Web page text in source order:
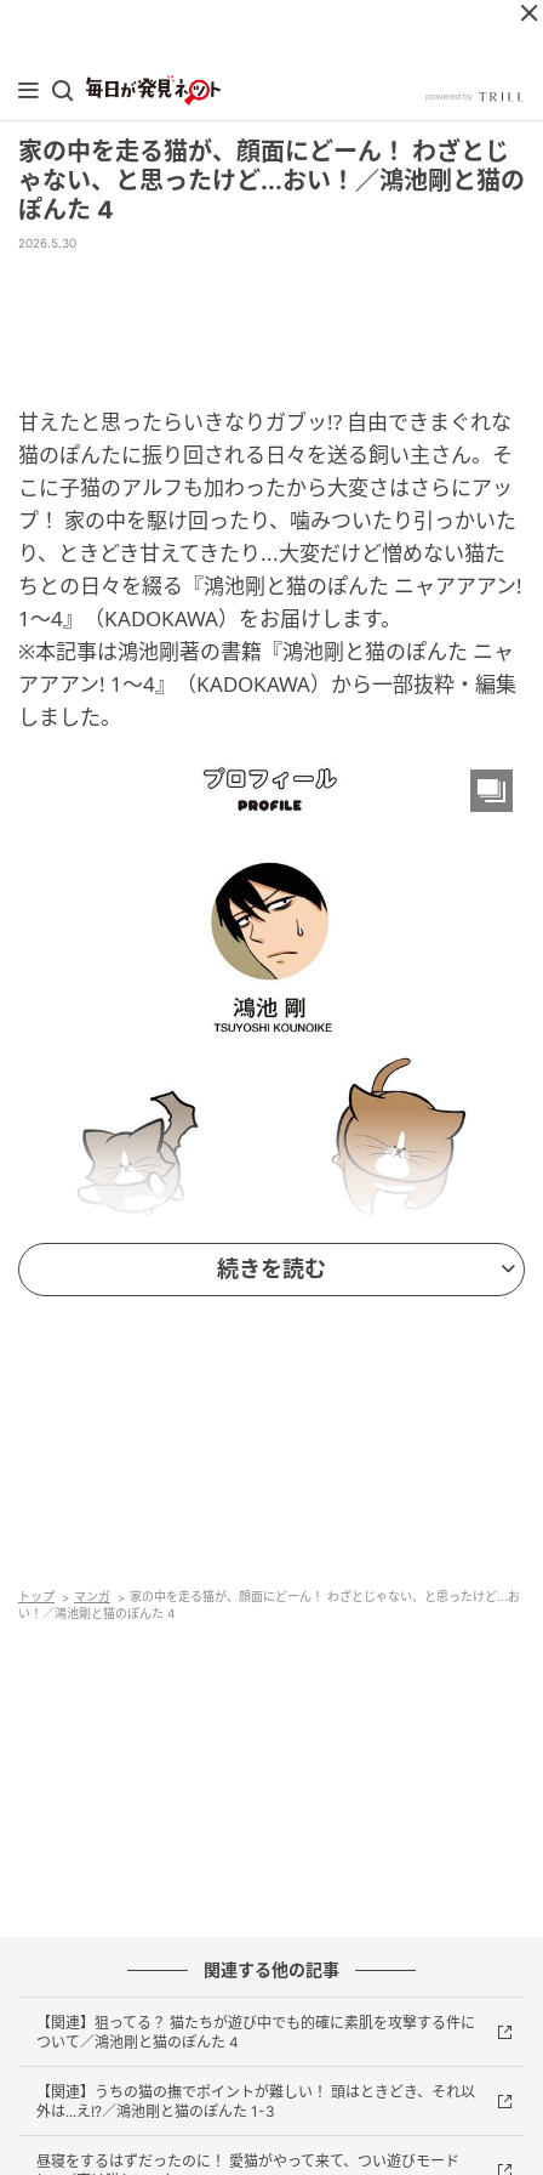
家の中を走る猫が、顔面にどーん！ わざとじ
ゃない、と思ったけど...おい！／鴻池剛と猫の
ぽんた 4
2026.5.30
甘えたと思ったらいきなりガブッ!? 自由できまぐれな
猫のぽんたに振り回される日々を送る飼い主さん。そ
こに子猫のアルフも加わったから大変さはさらにアッ
プ！ 家の中を駆け回ったり、噛みついたり引っかいた
り、ときどき甘えてきたり...大変だけど憎めない猫た
ちとの日々を綴る『鴻池剛と猫のぽんた ニャアアアン!
1～4』（KADOKAWA）をお届けします。
※本記事は鴻池剛著の書籍『鴻池剛と猫のぽんた ニャ
アアアン! 1～4』（KADOKAWA）から一部抜粋・編集
しました。
続きを読む
トップ マンガ
家の中を走る猫が、顔面にどーん！ わざとじゃない、と思ったけど...お
い！／鴻池剛と猫のぽんた 4
関連する他の記事
【関連】狙ってる？ 猫たちが遊び中でも的確に素肌を攻撃する件に
ついて／鴻池剛と猫のぽんた 4
【関連】うちの猫の撫でポイントが難しい！ 頭はときどき、それ以
外は...え!?／鴻池剛と猫のぽんた 1-3
昼寝をするはずだったのに！ 愛猫がやって来て、つい遊びモード